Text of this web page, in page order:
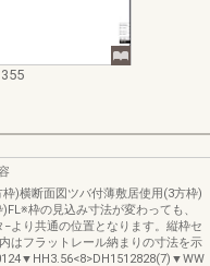
355
)横断面図ツバ付薄敷居使用(3方枠)
枠の見込み寸法が変わっても、
より共通の位置となります。縦枠セ
はフラットレール納まりの寸法を示